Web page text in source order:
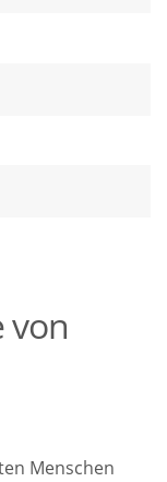
von
Menschen